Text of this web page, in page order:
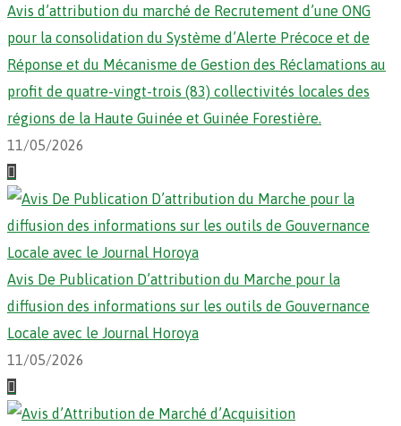
Avis d’attribution du marché de Recrutement d’une ONG
pour la consolidation du Système d’Alerte Précoce et de
Réponse et du Mécanisme de Gestion des Réclamations au
profit de quatre-vingt-trois (83) collectivités locales des
régions de la Haute Guinée et Guinée Forestière.
11/05/2026
Avis De Publication D’attribution du Marche pour la
diffusion des informations sur les outils de Gouvernance
Locale avec le Journal Horoya
11/05/2026